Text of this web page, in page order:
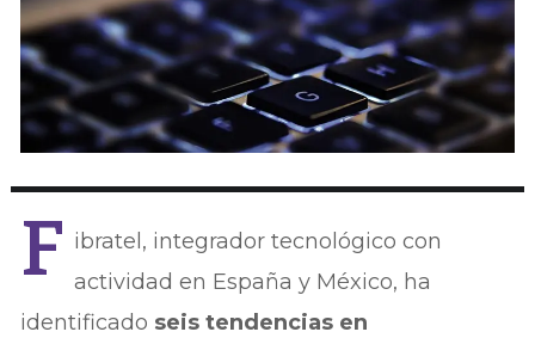
F ibratel, integrador tecnológico con
actividad en España y México, ha
identificado seis tendencias en